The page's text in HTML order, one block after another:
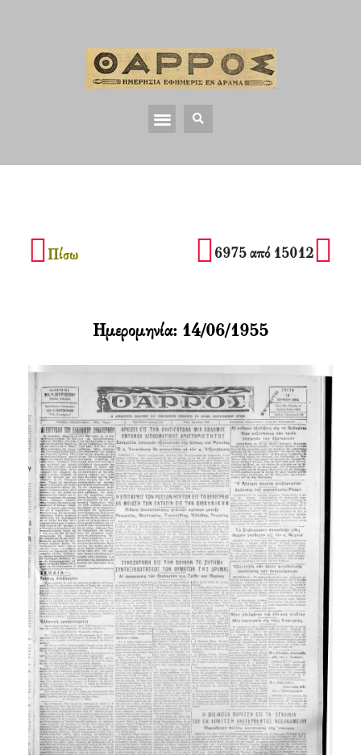
Πίσω 6975 από 15012
Ημερομηνία: 14/06/1955